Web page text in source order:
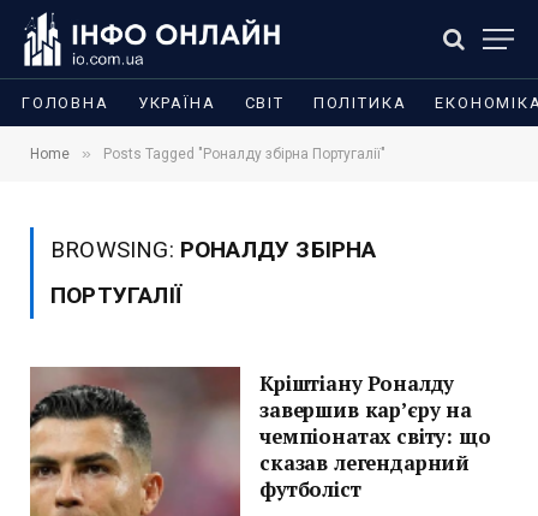
ГОЛОВНА УКРАЇНА СВІТ ПОЛІТИКА
Home » Posts Tagged "Роналду збірна Португалії"
BROWSING: РОНАЛДУ ЗБІРНА
ПОРТУГАЛІЇ
Кріштіану Роналду
завершив кар’єру на
чемпіонатах світу: що
сказав легендарний
футболіст